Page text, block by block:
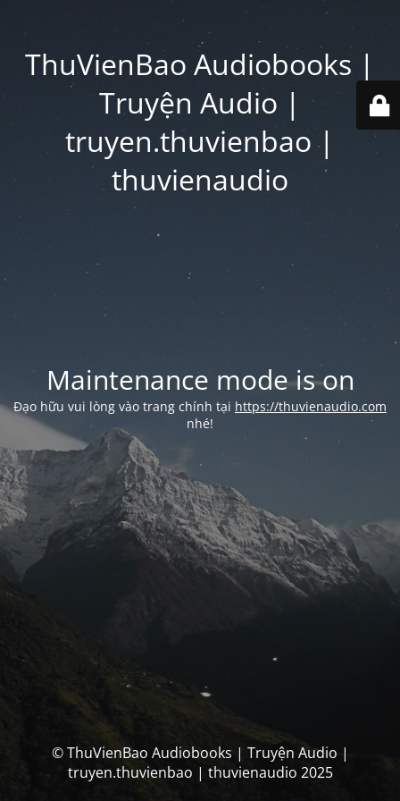
ThuVienBao Audiobooks |
Truyện Audio |
truyen.thuvienbao |
thuvienaudio
Maintenance mode is on
Đạo hữu vui lòng vào trang chính tại https://thuvienaudio.com
nhé!
© ThuVienBao Audiobooks | Truyện Audio |
truyen.thuvienbao | thuvienaudio 2025